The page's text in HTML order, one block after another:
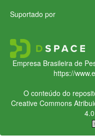
Suportado por
Empresa Brasileira de
https://
O conteúdo do
Creative Commons